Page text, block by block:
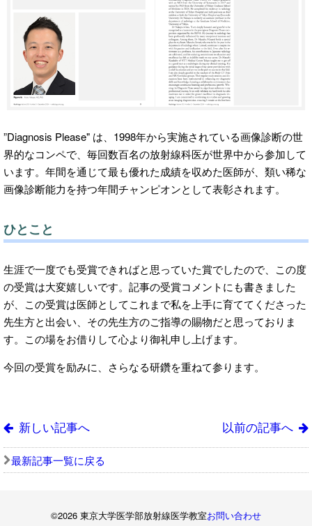
”Diagnosis Please" は、1998年から実施されている画像診断の世
界的なコンペで、毎回数百名の放射線科医が世界中から参加して
います。年間を通じて最も優れた成績を収めた医師が、類い稀な
画像診断能力を持つ年間チャンピオンとして表彰されます。
ひとこと
生涯で一度でも受賞できればと思っていた賞でしたので、この度
の受賞は大変嬉しいです。記事の受賞コメントにも書きました
が、この受賞は医師としてこれまで私を上手に育ててくださった
先生方と出会い、その先生方のご指導の賜物だと思っておりま
す。この場をお借りして心より御礼申し上げます。
新しい記事へ 以前の記事へ
最新記事一覧に戻る
©2026 東京大学医学部放射線医学教室お問い合わせ